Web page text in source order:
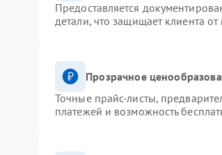
Предоставляется
детали, что защищает клиента
Прозрачное
Точные прайс-листы,
платежей и возможность